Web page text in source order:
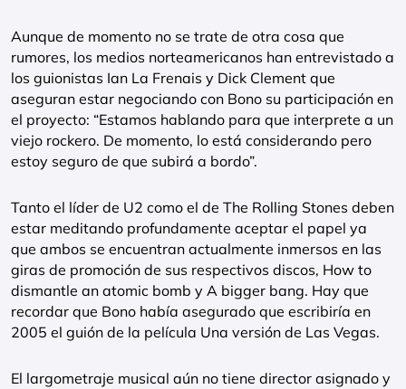
Aunque de momento no se trate de otra cosa que
rumores, los medios norteamericanos han entrevistado a
los guionistas Ian La Frenais y Dick Clement que
aseguran estar negociando con Bono su participación en
el proyecto: “Estamos hablando para que interprete a un
viejo rockero. De momento, lo está considerando pero
estoy seguro de que subirá a bordo”.
Tanto el líder de U2 como el de The Rolling Stones deben
estar meditando profundamente aceptar el papel ya
que ambos se encuentran actualmente inmersos en las
giras de promoción de sus respectivos discos, How to
dismantle an atomic bomb y A bigger bang. Hay que
recordar que Bono había asegurado que escribiría en
2005 el guión de la película Una versión de Las Vegas.
El largometraje musical aún no tiene director asignado y